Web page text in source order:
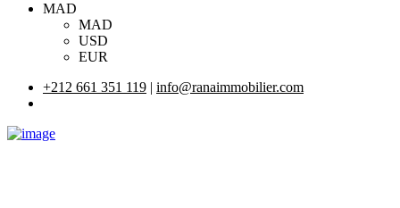
MAD
MAD
USD
EUR
+212 661 351 119 | info@ranaimmobilier.com